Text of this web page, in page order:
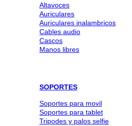
Altavoces
Auriculares
Auriculares inalambricos
Cables audio
Cascos
Manos libres
SOPORTES
Soportes para movil
Soportes para tablet
Tripodes y palos selfie